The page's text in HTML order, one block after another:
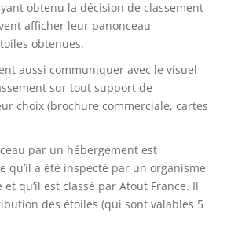
obtenu la décision de classement
afficher leur panonceau
obtenues.
aussi communiquer avec le visuel
sur tout support de
choix (brochure commerciale, cartes
par un hébergement est
qu’il a été inspecté par un organisme
qu’il est classé par Atout France. Il
des étoiles (qui sont valables 5